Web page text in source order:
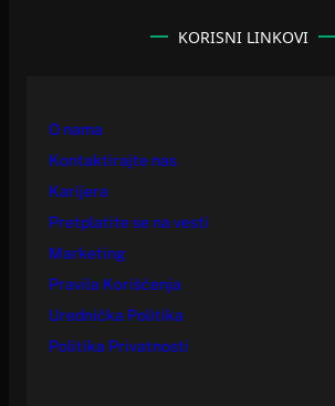
KORISNI LINKOVI
O nama
Kontaktirajte nas
Karijera
Pretplatite se na vesti
Marketing
Pravila Korišćenja
Urednička Politika
Politika Privatnosti